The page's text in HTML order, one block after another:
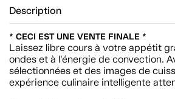
Description
* CECI EST UNE VENTE FINALE *
Laissez libre cours à votre appétit
ondes et à l'énergie de convection.
sélectionnées et des images de
expérience culinaire intelligente